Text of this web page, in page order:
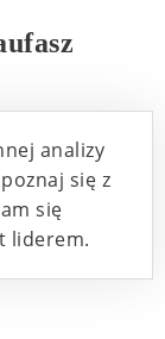
analizy
się z
się
liderem.